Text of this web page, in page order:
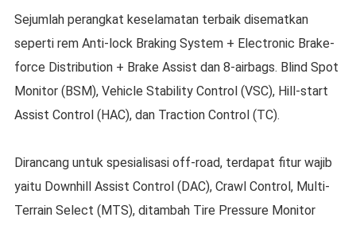
Sejumlah perangkat keselamatan terbaik disematkan
seperti rem Anti-lock Braking System + Electronic Brake-
force Distribution + Brake Assist dan 8-airbags. Blind Spot
Monitor (BSM), Vehicle Stability Control (VSC), Hill-start
Assist Control (HAC), dan Traction Control (TC).
Dirancang untuk spesialisasi off-road, terdapat fitur wajib
yaitu Downhill Assist Control (DAC), Crawl Control, Multi-
Terrain Select (MTS), ditambah Tire Pressure Monitor